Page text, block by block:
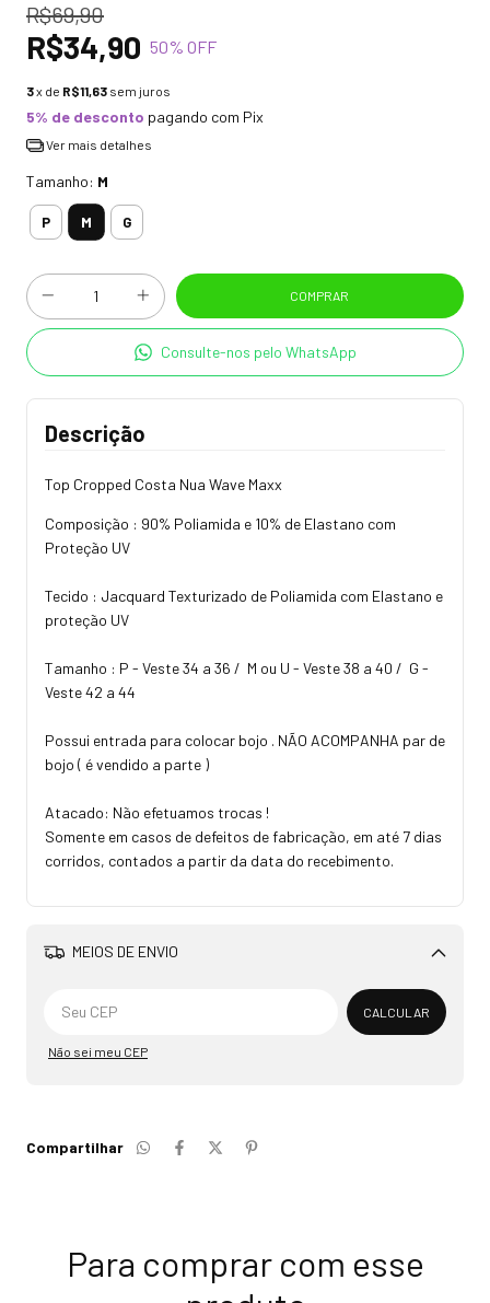
R$69,90
R$34,90 50% OFF
3x de R$11,63 sem juros
5% de desconto pagando com Pix
Ver mais detalhes
Tamanho: M
P M G
Consulte-nos pelo WhatsApp
Descrição
Top Cropped Costa Nua Wave Maxx
Composição : 90% Poliamida e 10% de Elastano com
Proteção UV
Tecido : Jacquard Texturizado de Poliamida com Elastano e
proteção UV
Tamanho : P - Veste 34 a 36 / M ou U - Veste 38 a 40 / G -
Veste 42 a 44
Possui entrada para colocar bojo . NÃO ACOMPANHA par de
bojo ( é vendido a parte )
Atacado: Não efetuamos trocas !
Somente em casos de defeitos de fabricação, em até 7 dias
corridos, contados a partir da data do recebimento.
MEIOS DE ENVIO
Alterar CEP
CALCULAR
Não sei meu CEP
Compartilhar
Para comprar com esse